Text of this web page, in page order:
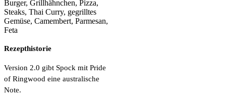
Burger, Grillhähnchen, Pizza,
Steaks, Thai Curry, gegrilltes
Gemüse, Camembert, Parmesan,
Feta
Rezepthistorie
Version 2.0 gibt Spock mit Pride
of Ringwood eine australische
Note.